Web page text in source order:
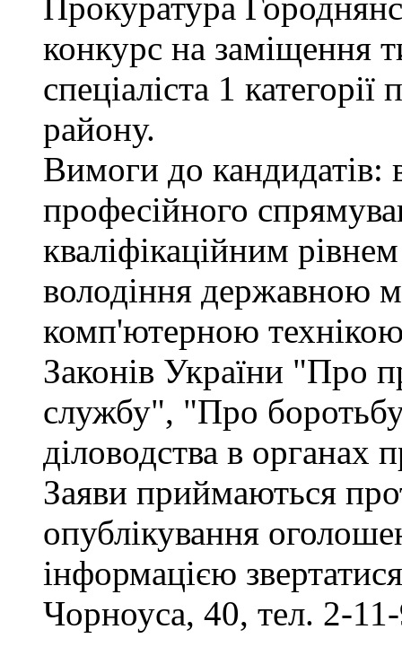
конкурс на заміщення
спеціаліста 1
району.
Вимоги до кандидатів:
професійного
кваліфікаційним
володіння державною
комп'ютерною
Законів України "Про
службу", "Про боротьбу
діловодства в органах
Заяви приймаються
опублікування
інформацією
Чорноуса, 40, тел. 2-